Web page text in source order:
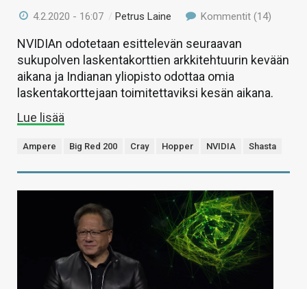
4.2.2020 - 16:07 /Petrus Laine Kommentit (14)
NVIDIAn odotetaan esittelevän seuraavan
sukupolven laskentakorttien arkkitehtuurin kevään
aikana ja Indianan yliopisto odottaa omia
laskentakorttejaan toimitettaviksi kesän aikana.
Lue lisää
Ampere Big Red 200 Cray Hopper NVIDIA Shasta